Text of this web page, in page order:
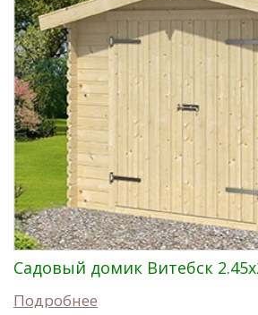
Садовый домик Витебск
Подробнее